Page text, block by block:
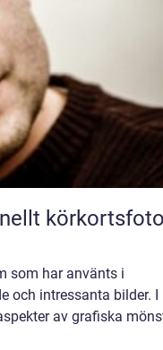
som har använts i
och intressanta bilder. I
av grafiska